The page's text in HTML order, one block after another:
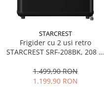
STARCREST
Frigider cu 2 usi retro
STARCREST SRF-208BK, 208 L,
Iluminare LED, Termostat
Reglabil, H 147 cm, Negru
1.499,90 RON
1.199,90 RON